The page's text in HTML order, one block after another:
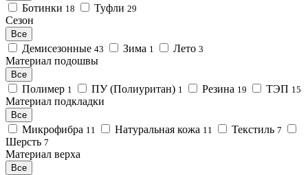
Ботинки 18 Туфли 29
Сезон
Все
Демисезонные 43 Зима 1 Лето 3
Материал подошвы
Все
Полимер 1 ПУ (Полиуритан) 1 Резина 19 ТЭП 15
Материал подкладки
Все
Микрофибра 11 Натуральная кожа 11 Текстиль 7
Шерсть 7
Материал верха
Все